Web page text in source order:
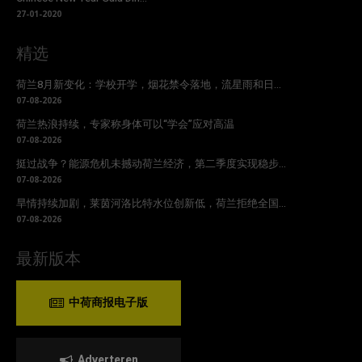
27-01-2020
精选
荷兰8月新变化：学校开学，烟花禁令落地，流星雨和日...
07-08-2026
荷兰热浪持续，专家称身体可以“学会”应对高温
07-08-2026
挺过战争？能源危机未撼动荷兰经济，第二季度实现稳步...
07-08-2026
旱情持续加剧，莱茵河洛比特水位创新低，荷兰拒绝全国...
07-08-2026
最新版本
中荷商报电子版